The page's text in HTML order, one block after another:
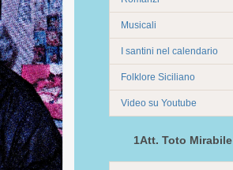
Musicali
I santini nel calendario
Folklore Siciliano
Video su Youtube
1Att. Toto Mirabile